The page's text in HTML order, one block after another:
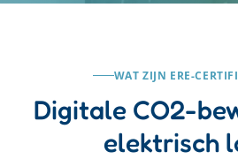
WAT ZIJN ERE-
Digitale CO2-
elektrisch